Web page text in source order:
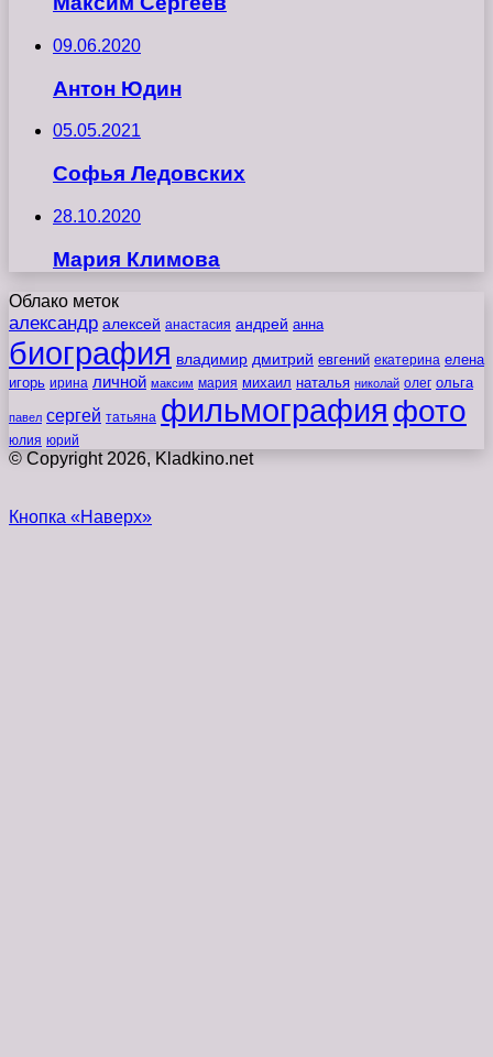
09.06.2020
Антон Юдин
05.05.2021
Софья Ледовских
28.10.2020
Мария Климова
Облако меток
александр алексей анастасия андрей анна
биография владимир дмитрий евгений екатерина елена
игорь ирина личной максим мария михаил наталья николай олег ольга
павел сергей татьяна фильмография фото
юлия юрий
© Copyright 2026, Kladkino.net
Кнопка «Наверх»